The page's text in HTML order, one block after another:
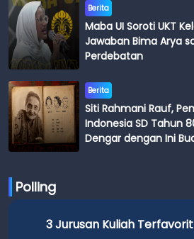
Berita
Maba UI Soroti UKT
Jawaban Bima Arya
Perdebatan
Berita
Siti Rahmani Rauf,
Indonesia SD Tahun
Dengar dengan Ini
Polling
3 Jurusan Kuliah